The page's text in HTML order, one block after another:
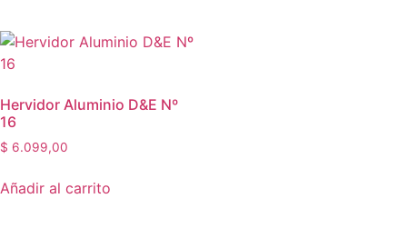
Hervidor Aluminio D&E Nº
16
$ 6.099,00
Añadir al carrito